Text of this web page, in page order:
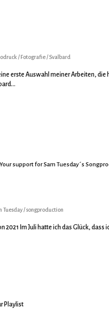
/ Fotografie/Svalbard
erste Auswahl meiner Arbeiten,
Your support for Sam Tuesday´s
Tuesday/ songproduction
Im Juli hatte ich das Glück, dass